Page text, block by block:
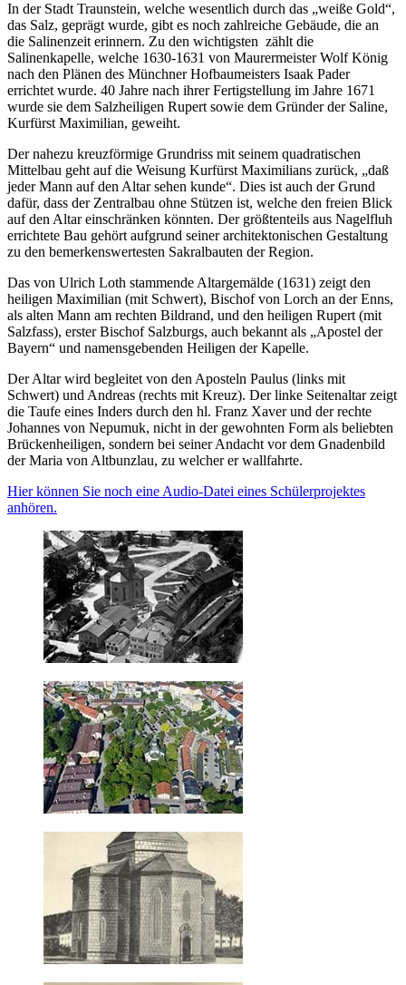
In der Stadt Traunstein, welche wesentlich durch das „weiße Gold“,
das Salz, geprägt wurde, gibt es noch zahlreiche Gebäude, die an
die Salinenzeit erinnern. Zu den wichtigsten zählt die
Salinenkapelle, welche 1630-1631 von Maurermeister Wolf König
nach den Plänen des Münchner Hofbaumeisters Isaak Pader
errichtet wurde. 40 Jahre nach ihrer Fertigstellung im Jahre 1671
wurde sie dem Salzheiligen Rupert sowie dem Gründer der Saline,
Kurfürst Maximilian, geweiht.
Der nahezu kreuzförmige Grundriss mit seinem quadratischen
Mittelbau geht auf die Weisung Kurfürst Maximilians zurück, „daß
jeder Mann auf den Altar sehen kunde“. Dies ist auch der Grund
dafür, dass der Zentralbau ohne Stützen ist, welche den freien Blick
auf den Altar einschränken könnten. Der größtenteils aus Nagelfluh
errichtete Bau gehört aufgrund seiner architektonischen Gestaltung
zu den bemerkenswertesten Sakralbauten der Region.
Das von Ulrich Loth stammende Altargemälde (1631) zeigt den
heiligen Maximilian (mit Schwert), Bischof von Lorch an der Enns,
als alten Mann am rechten Bildrand, und den heiligen Rupert (mit
Salzfass), erster Bischof Salzburgs, auch bekannt als „Apostel der
Bayern“ und namensgebenden Heiligen der Kapelle.
Der Altar wird begleitet von den Aposteln Paulus (links mit
Schwert) und Andreas (rechts mit Kreuz). Der linke Seitenaltar zeigt
die Taufe eines Inders durch den hl. Franz Xaver und der rechte
Johannes von Nepumuk, nicht in der gewohnten Form als beliebten
Brückenheiligen, sondern bei seiner Andacht vor dem Gnadenbild
der Maria von Altbunzlau, zu welcher er wallfahrte.
Hier können Sie noch eine Audio-Datei eines Schülerprojektes
anhören.